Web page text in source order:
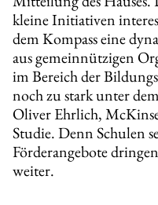
kleine Initiativen
dem Kompass eine
aus gemeinnützigen
im Bereich der
noch zu stark unter
Oliver Ehrlich,
Studie. Denn Schulen
Förderangebote
weiter.